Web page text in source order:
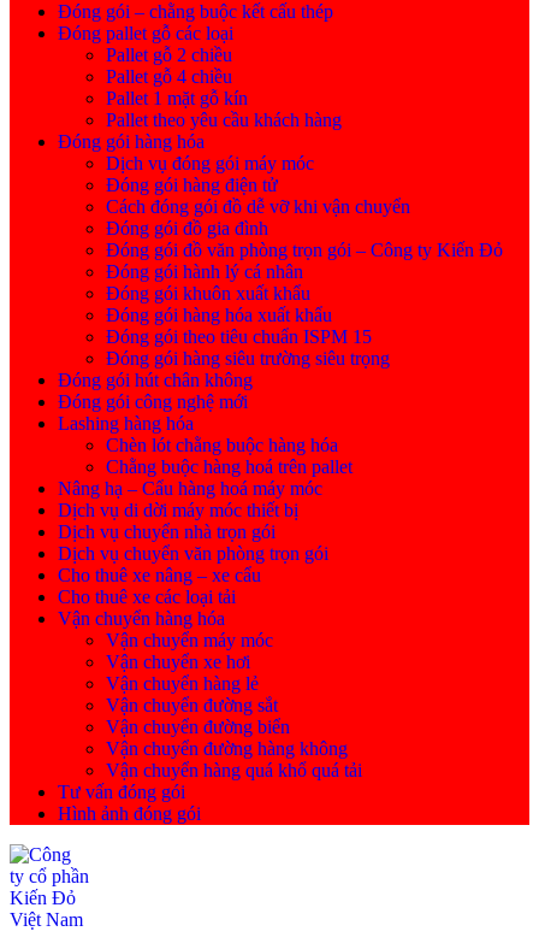
Đóng gói – chằng buộc kết cấu thép
Đóng pallet gỗ các loại
Pallet gỗ 2 chiều
Pallet gỗ 4 chiều
Pallet 1 mặt gỗ kín
Pallet theo yêu cầu khách hàng
Đóng gói hàng hóa
Dịch vụ đóng gói máy móc
Đóng gói hàng điện tử
Cách đóng gói đồ dễ vỡ khi vận chuyển
Đóng gói đồ gia đình
Đóng gói đồ văn phòng trọn gói – Công ty Kiến Đỏ
Đóng gói hành lý cá nhân
Đóng gói khuôn xuất khẩu
Đóng gói hàng hóa xuất khẩu
Đóng gói theo tiêu chuẩn ISPM 15
Đóng gói hàng siêu trường siêu trọng
Đóng gói hút chân không
Đóng gói công nghệ mới
Lashing hàng hóa
Chèn lót chằng buộc hàng hóa
Chằng buộc hàng hoá trên pallet
Nâng hạ – Cẩu hàng hoá máy móc
Dịch vụ di dời máy móc thiết bị
Dịch vụ chuyển nhà trọn gói
Dịch vụ chuyển văn phòng trọn gói
Cho thuê xe nâng – xe cẩu
Cho thuê xe các loại tải
Vận chuyển hàng hóa
Vận chuyển máy móc
Vận chuyển xe hơi
Vận chuyển hàng lẻ
Vận chuyển đường sắt
Vận chuyển đường biển
Vận chuyển đường hàng không
Vận chuyển hàng quá khổ quá tải
Tư vấn đóng gói
Hình ảnh đóng gói